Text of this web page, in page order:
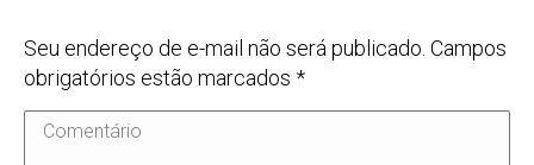
Seu endereço de e-mail não será publicado. Campos
obrigatórios estão marcados *
Comentário